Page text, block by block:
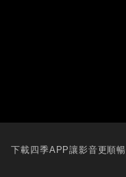
下載四季APP讓影音更順暢